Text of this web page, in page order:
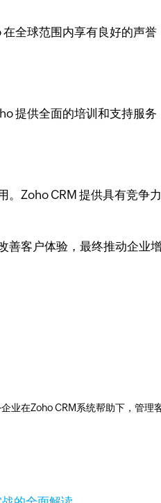
全球范围内享有良好的声
提供全面的培训和支持服务
Zoho CRM 提供具有竞争
客户体验，最终推动企业
业在Zoho CRM系统帮助下，管理